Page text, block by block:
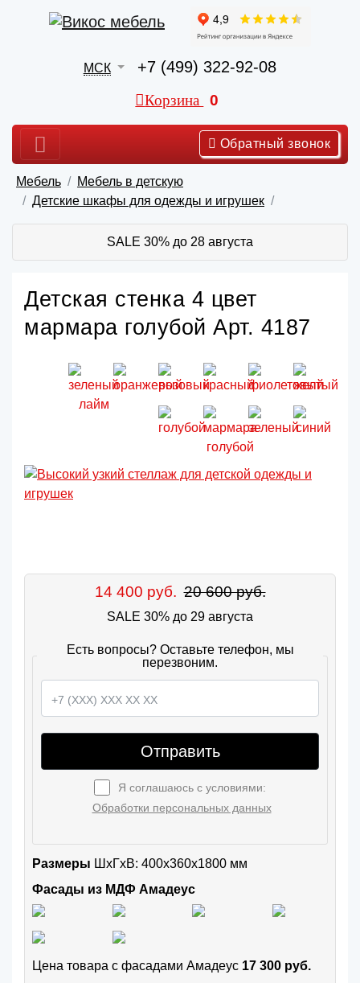
МСК +7 (499) 322-92-08
Корзина 0
Обратный звонок
Мебель
Мебель в детскую
Детские шкафы для одежды и игрушек
SALE 30% до 28 августа
Детская стенка 4 цвет
мармара голубой Арт. 4187
14 400 руб. 20 600 руб.
SALE 30% до 29 августа
Есть вопросы? Оставьте телефон, мы
перезвоним.
Отправить
Я соглашаюсь с условиями:
Обработки персональных данных
Размеры ШxГхВ: 400x360x1800 мм
Фасады из МДФ Амадеус
Цена товара с фасадами Амадеус 17 300 руб.